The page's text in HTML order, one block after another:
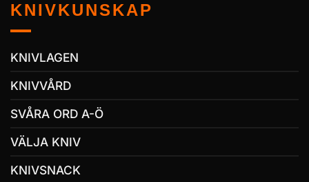
KNIVKUNSKAP
KNIVLAGEN
KNIVVÅRD
SVÅRA ORD A-Ö
VÄLJA KNIV
KNIVSNACK